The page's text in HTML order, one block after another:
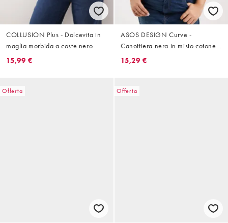
COLLUSION Plus - Dolcevita in
maglia morbida a coste nero
15,99 €
ASOS DESIGN Curve -
Canottiera nera in misto cotone
con scollo rotondo
15,29 €
Offerta Offerta